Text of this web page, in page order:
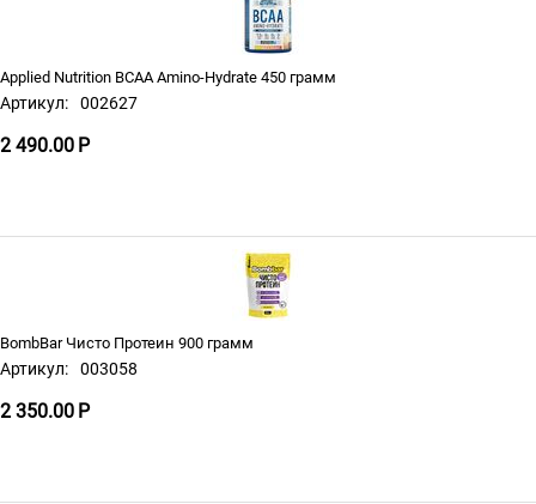
Applied Nutrition BCAA Amino-Hydrate 450 грамм
Артикул: 002627
2 490.00 Р
BombBar Чисто Протеин 900 грамм
Артикул: 003058
2 350.00 Р